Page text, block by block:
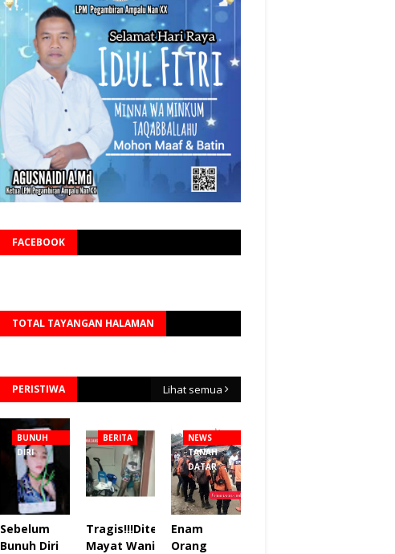
FACEBOOK
TOTAL TAYANGAN HALAMAN
PERISTIWA Lihat semua
BUNUH
DIRI
Sebelum
Bunuh Diri
BERITA
Tragis!!!Ditemukan
Mayat Wanita
NEWS
TANAH
DATAR
Enam
Orang